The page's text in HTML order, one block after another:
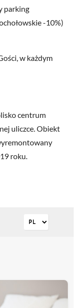
parking
-10%)
w każdym
centrum
uliczce. Obiekt
roku.